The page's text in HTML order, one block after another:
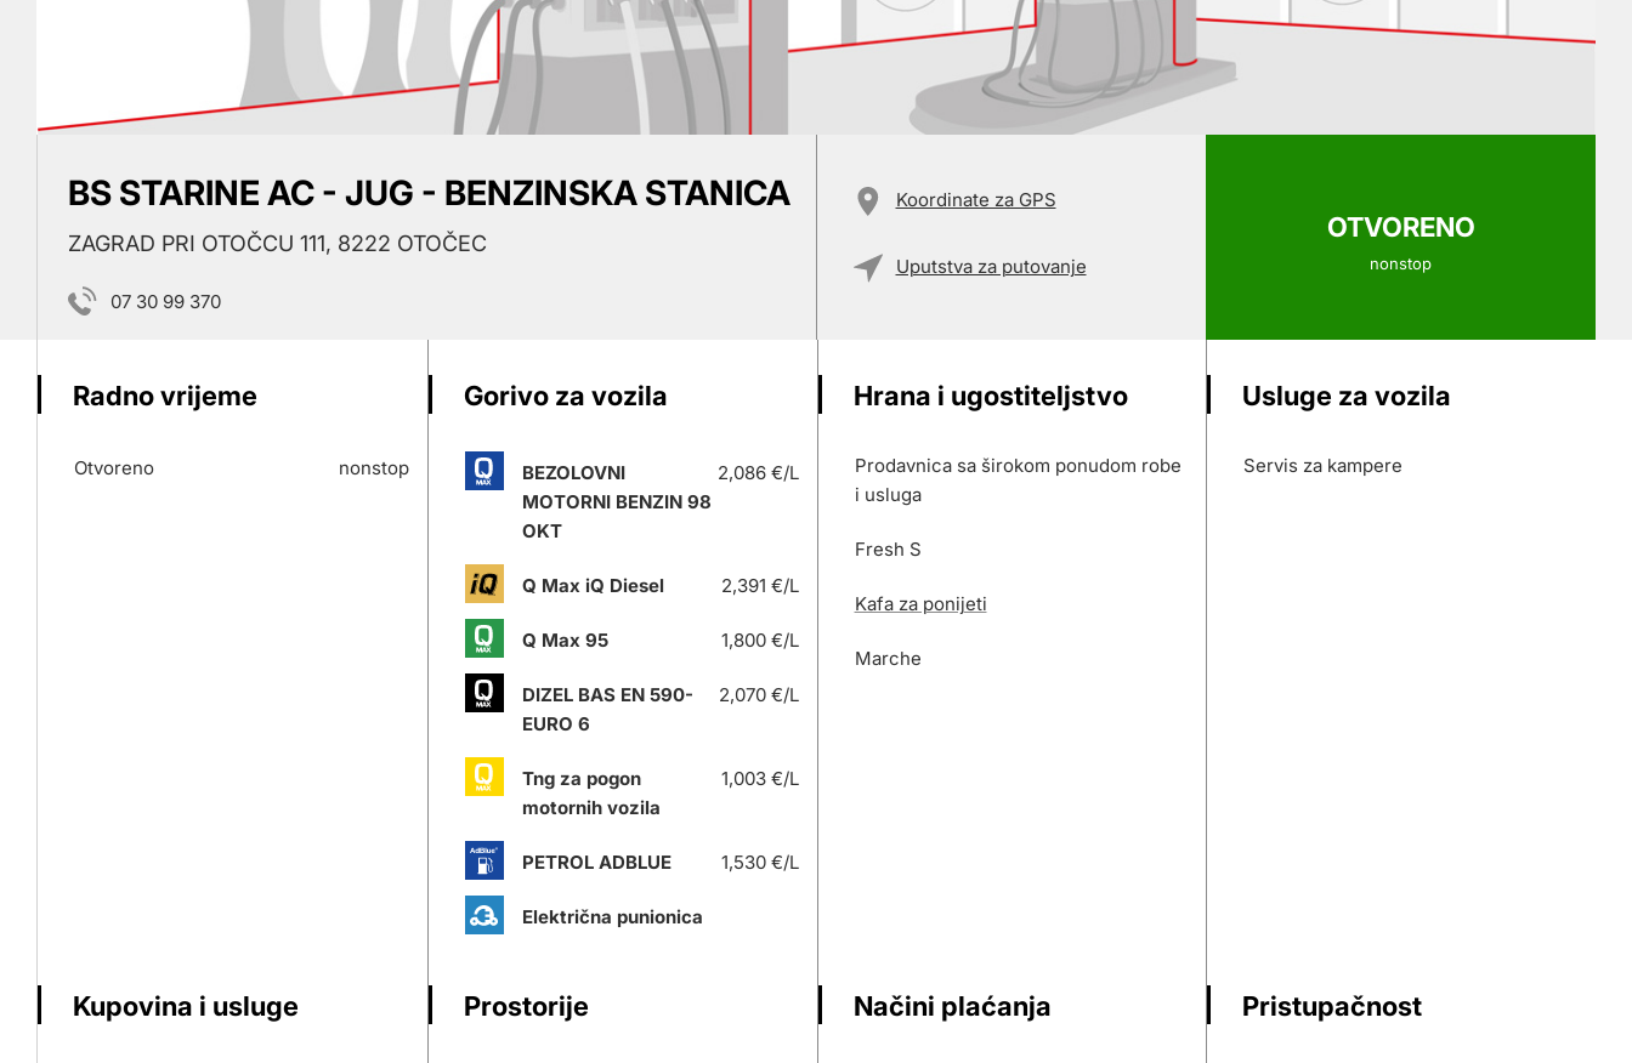
OTVORENO
nonstop
BS STARINE AC - JUG - BENZINSKA STANICA
ZAGRAD PRI OTOČCU 111, 8222 OTOČEC
07 30 99 370
Koordinate za GPS
Uputstva za putovanje
Radno vrijeme
Otvoreno nonstop
Gorivo za vozila
BEZOLOVNI
MOTORNI BENZIN 98
OKT
2,086 €/L
Q Max iQ Diesel 2,391 €/L
Q Max 95 1,800 €/L
DIZEL BAS EN 590-
EURO 6
2,070 €/L
Tng za pogon
motornih vozila
1,003 €/L
PETROL ADBLUE 1,530 €/L
Električna punionica
Hrana i ugostiteljstvo
Prodavnica sa širokom ponudom robe
i usluga
Fresh S
Kafa za ponijeti
Marche
Usluge za vozila
Servis za kampere
Kupovina i usluge Prostorije Načini plaćanja Pristupačnost